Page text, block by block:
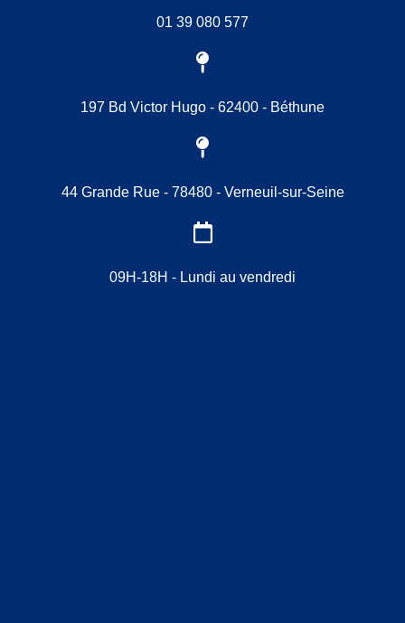
01 39 080 577
197 Bd Victor Hugo - 62400 - Béthune
44 Grande Rue - 78480 - Verneuil-sur-Seine
09H-18H - Lundi au vendredi